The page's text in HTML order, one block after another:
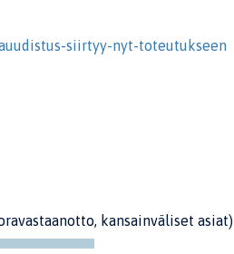
siirtyy-nyt-toteutukseen
kansainväliset asiat)